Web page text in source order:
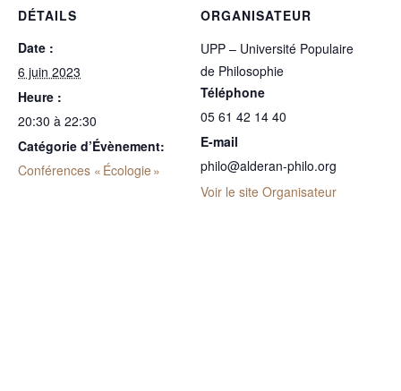
DÉTAILS
Date :
6 juin 2023
Heure :
20:30 à 22:30
Catégorie d’Évènement:
Conférences « Écologie »
ORGANISATEUR
UPP – Université Populaire
de Philosophie
Téléphone
05 61 42 14 40
E-mail
philo@alderan-philo.org
Voir le site Organisateur